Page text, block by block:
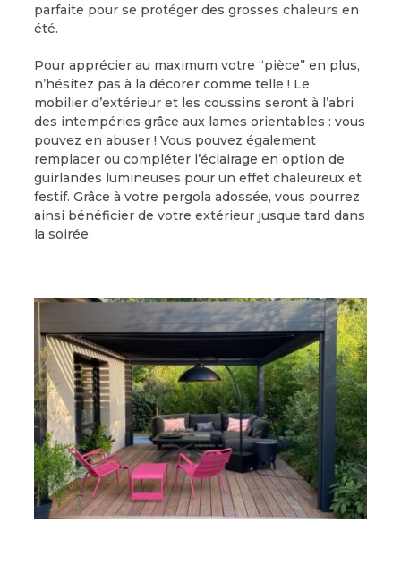
parfaite pour se protéger des grosses chaleurs en
été.
Pour apprécier au maximum votre “pièce” en plus,
n’hésitez pas à la décorer comme telle ! Le
mobilier d’extérieur et les coussins seront à l’abri
des intempéries grâce aux lames orientables : vous
pouvez en abuser ! Vous pouvez également
remplacer ou compléter l’éclairage en option de
guirlandes lumineuses pour un effet chaleureux et
festif. Grâce à votre pergola adossée, vous pourrez
ainsi bénéficier de votre extérieur jusque tard dans
la soirée.